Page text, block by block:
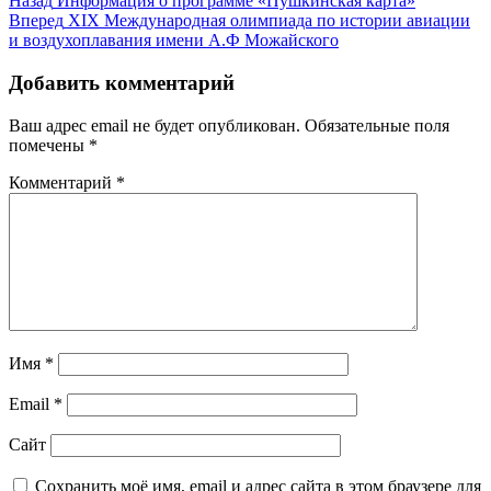
по
запись:
Вперед Следующая
запись:
XIX Международная олимпиада по истории авиации
и воздухоплавания имени А.Ф Можайского
Добавить комментарий
Ваш адрес email не будет опубликован. Обязательные поля
помечены *
Комментарий *
Имя *
Email *
Сайт
Сохранить моё имя, email и адрес сайта в этом браузере для